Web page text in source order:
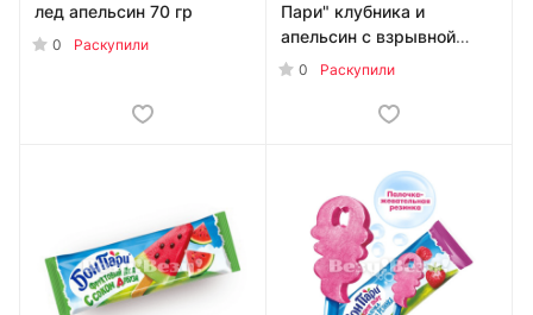
лед апельсин 70 гр
0 Раскупили
Пари" клубника и
апельсин с взрывной
карамелью 60 г
0 Раскупили